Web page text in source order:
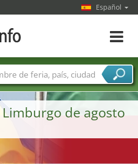
Limburgo de agosto
Español
toggle
Países
Ciudades
de servicios